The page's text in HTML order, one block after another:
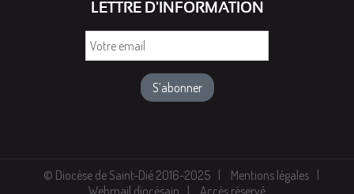
LETTRE D'INFORMATION
© Diocèse de Saint-Dié 2016-2025
Mentions légales